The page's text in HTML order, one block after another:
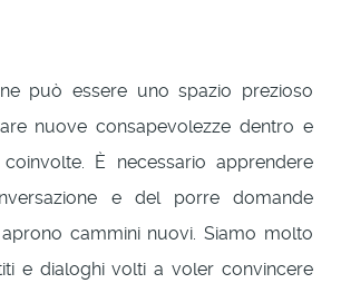
può essere uno spazio prezioso
nuove consapevolezze dentro e
È necessario apprendere
e del porre domande
cammini nuovi. Siamo molto
e dialoghi volti a voler convincere